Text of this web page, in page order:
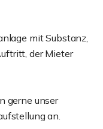
mit Substanz,
der Mieter
gerne unser
an.